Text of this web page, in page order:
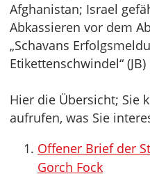
Afghanistan; Israel
Abkassieren vor dem
„Schavans
Etikettenschwindel“ (JB)
Hier die Übersicht; Sie
aufrufen, was Sie
Offener Brief der
Gorch Fock